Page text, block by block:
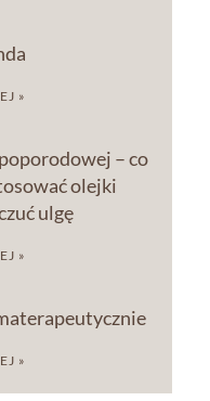
»
– co
olejki
ulgę
»
»